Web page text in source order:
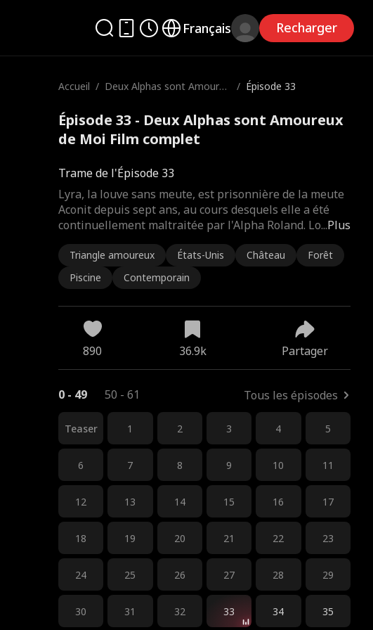
Français Recharger
Accueil / Deux Alphas sont Amoureu
/ Épisode 33
Épisode 33 - Deux Alphas sont Amoureux
de Moi Film complet
Trame de l'Épisode 33
Plus
Lyra, la louve sans meute, est prisonnière de la meute
Aconit depuis sept ans, au cours desquels elle a été
continuellement maltraitée par l'Alpha Roland. Lo...
Triangle amoureux États-Unis Château
Forêt
Piscine
Contemporain
890 36.9k Partager
0 - 49 50 - 61 Tous les épisodes
Teaser 1 2 3 4 5
6 7 8 9 10 11
12 13 14 15 16 17
18 19 20 21 22 23
24 25 26 27 28 29
30 31 32 33 34 35